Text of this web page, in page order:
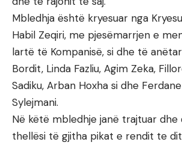
Mbledhja është kryesuar nga
Habil Zeqiri, me pjesëmarrjen e
lartë të Kompanisë, si dhe të
Bordit, Linda Fazliu, Agim Zeka,
Sadiku, Arban Hoxha si dhe
Sylejmani.
Në këtë mbledhje janë trajtuar dhe
thellësi të gjitha pikat e rendit te